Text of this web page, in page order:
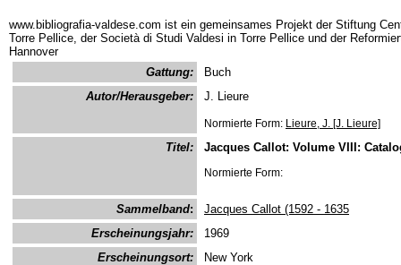
www.bibliografia-valdese.com ist ein gemeinsames Projekt der Stiftung
Torre Pellice, der Società di Studi Valdesi in Torre Pellice und der
Hannover
Gattung:
Buch
Autor/Herausgeber:
J. Lieure
Normierte Form: Lieure, J. [J. Lieure]
Titel: Jacques Callot: Volume VIII:
Normierte Form:
Sammelband:
Jacques Callot (1592 - 1635
Erscheinungsjahr:
1969
Erscheinungsort:
New York